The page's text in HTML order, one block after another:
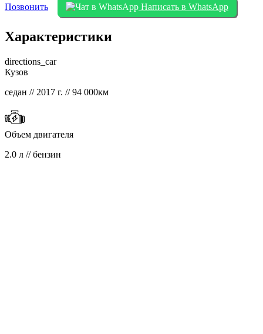
Позвонить Написать в WhatsApp
Характеристики
directions_car
Кузов
седан // 2017 г. // 94 000км
Объем двигателя
2.0 л // бензин